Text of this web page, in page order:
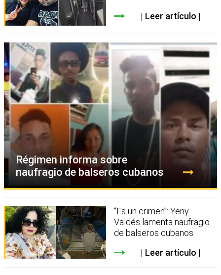
Leer artículo
Régimen informa sobre
naufragio de balseros cubanos
“Es un crimen”: Yeny
Valdés lamenta naufragio
de balseros cubanos
Leer artículo